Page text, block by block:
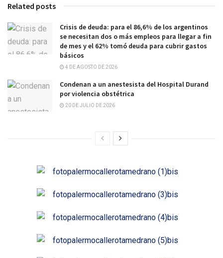
Related posts
Crisis de deuda: para el 86,6% de los argentinos
se necesitan dos o más empleos para llegar a fin
de mes y el 62% tomó deuda para cubrir gastos
básicos
4 DE AGOSTO DE 2026
Condenan a un anestesista del Hospital Durand
por violencia obstétrica
20 DE JULIO DE 2026